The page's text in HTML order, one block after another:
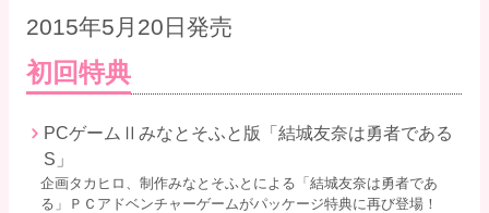
2015年5月20日発売
初回特典
PCゲームⅡみなとそふと版「結城友奈は勇者である
S」
企画タカヒロ、制作みなとそふとによる「結城友奈は勇者であ
る」ＰＣアドベンチャーゲームがパッケージ特典に再び登場！